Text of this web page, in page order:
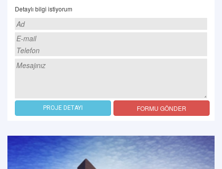
Detaylı bilgi istiyorum
PROJE DETAYI FORMU GÖNDER